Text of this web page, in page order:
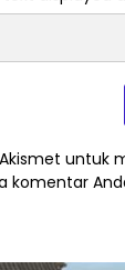
untuk
komentar